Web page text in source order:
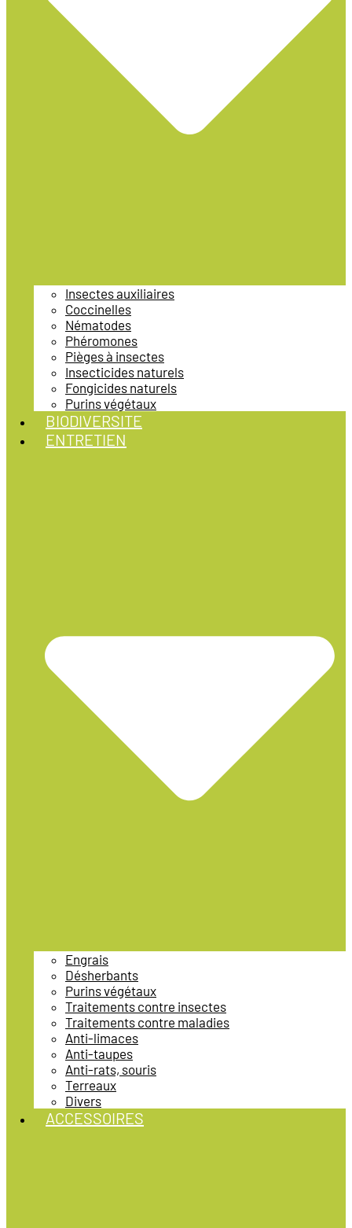
Insectes auxiliaires
Coccinelles
Nématodes
Phéromones
Pièges à insectes
Insecticides naturels
Fongicides naturels
Purins végétaux
BIODIVERSITE
ENTRETIEN
Engrais
Désherbants
Purins végétaux
Traitements contre insectes
Traitements contre maladies
Anti-limaces
Anti-taupes
Anti-rats, souris
Terreaux
Divers
ACCESSOIRES